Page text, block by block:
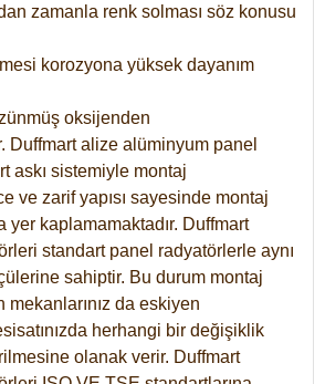
zamanla renk solması söz konusu
korozyona yüksek dayanım
oksijenden
Duffmart alize alüminyum panel
askı sistemiyle montaj
ve zarif yapısı sayesinde montaj
yer kaplamamaktadır. Duffmart
standart panel radyatörlerle aynı
sahiptir. Bu durum montaj
mekanlarınız da eskiyen
herhangi bir değişiklik
olanak verir. Duffmart